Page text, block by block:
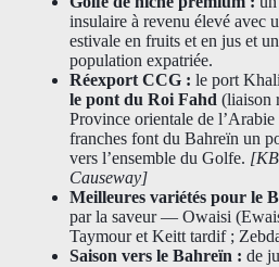
insulaire à revenu élevé avec
estivale en fruits et en jus et
population expatriée.
Réexport CCG : le port
le pont du Roi Fahd (liaison
Province orientale de l’Arabie
franches font du Bahreïn un
vers l’ensemble du Golfe.
Causeway]
Meilleures variétés pour le
par la saveur — Owaisi
Taymour et Keitt tardif ;
Saison vers le Bahreïn : de